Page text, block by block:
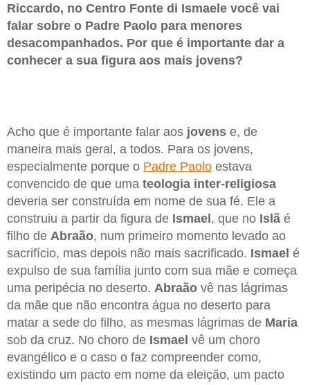
Riccardo, no Centro Fonte di Ismaele você vai
falar sobre o Padre Paolo para menores
desacompanhados. Por que é importante dar a
conhecer a sua figura aos mais jovens?
Acho que é importante falar aos jovens e, de
maneira mais geral, a todos. Para os jovens,
especialmente porque o Padre Paolo estava
convencido de que uma teologia inter-religiosa
deveria ser construída em nome de sua fé. Ele a
construiu a partir da figura de Ismael, que no Islã é
filho de Abraão, num primeiro momento levado ao
sacrifício, mas depois não mais sacrificado. Ismael é
expulso de sua família junto com sua mãe e começa
uma peripécia no deserto. Abraão vê nas lágrimas
da mãe que não encontra água no deserto para
matar a sede do filho, as mesmas lágrimas de Maria
sob da cruz. No choro de Ismael vê um choro
evangélico e o caso o faz compreender como,
existindo um pacto em nome da eleição, um pacto